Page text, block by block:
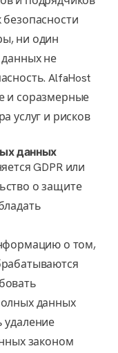
ни один
не
AlfaHost
и соразмерные
услуг и рисков
данных
GDPR или
о защите
о том,
данных
удаление
законом